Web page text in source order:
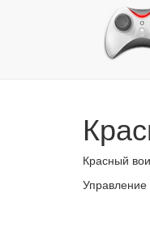
Красный
Управление